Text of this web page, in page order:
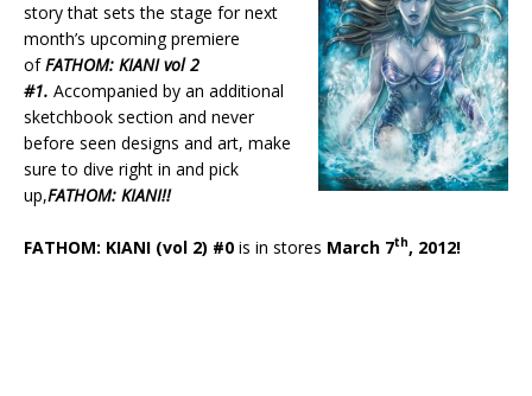
story that sets the stage for next
month’s upcoming premiere
ofFATHOM: KIANI vol 2
#1. Accompanied by an additional
sketchbook section and never
before seen designs and art, make
sure to dive right in and pick
up,FATHOM: KIANI!!
FATHOM: KIANI (vol 2) #0 is in stores March 7th, 2012!